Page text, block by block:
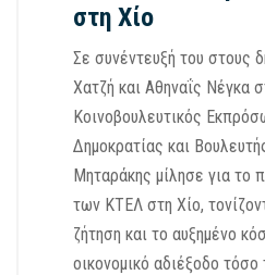
στη Χίο
Σε συνέντευξή του στους
Χατζή και Αθηναΐς Νέγκα
Κοινοβουλευτικός
Δημοκρατίας και
Μηταράκης μίλησε για το
των ΚΤΕΛ στη Χίο,
ζήτηση και το αυξημένο
οικονομικό αδιέξοδο